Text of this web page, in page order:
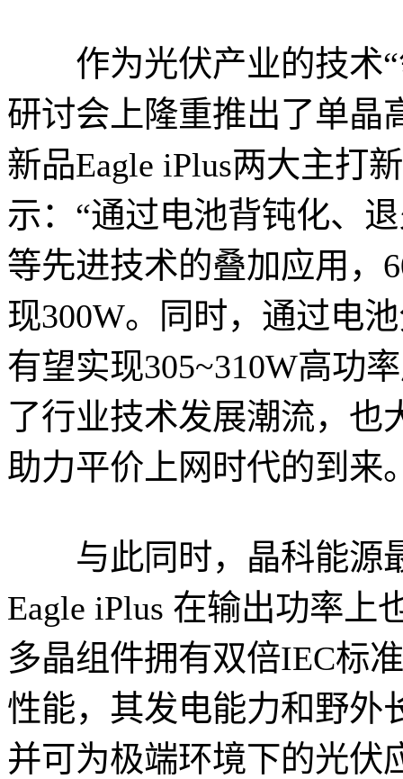
作为光伏产业的技术“
研讨会上隆重推出了单晶
新品Eagle iPlus两大主打
示：“通过电池背钝化、
等先进技术的叠加应用，
现300W。同时，通过电
有望实现305~310W高功
了行业技术发展潮流，也
助力平价上网时代的到来
与此同时，晶科能源
Eagle iPlus 在输出功率上
多晶组件拥有双倍IEC标
性能，其发电能力和野外
并可为极端环境下的光伏